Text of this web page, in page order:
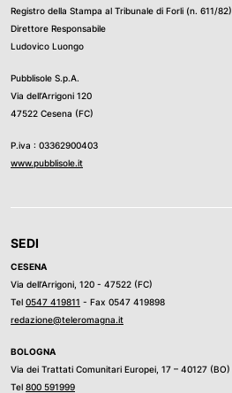
Registro della Stampa al Tribunale di Forli (n. 611/82)
Direttore Responsabile
Ludovico Luongo
Pubblisole S.p.A.
Via dell’Arrigoni 120
47522 Cesena (FC)
P.iva : 03362900403
www.pubblisole.it
SEDI
CESENA
Via dell’Arrigoni, 120 - 47522 (FC)
Tel 0547 419811 - Fax 0547 419898
redazione@teleromagna.it
BOLOGNA
Via dei Trattati Comunitari Europei, 17 – 40127 (BO)
Tel 800 591999